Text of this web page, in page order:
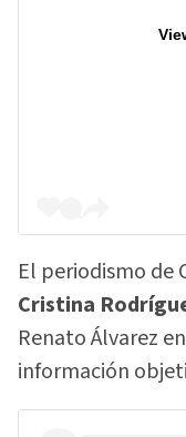
El periodismo de
Cristina
Renato Álvarez
información